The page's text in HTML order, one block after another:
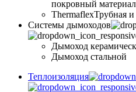
покровный материал
ThermaflexТрубная и
Cистемы дымоходов
Дымоход
Дымоход стальной
Теплоизоляция